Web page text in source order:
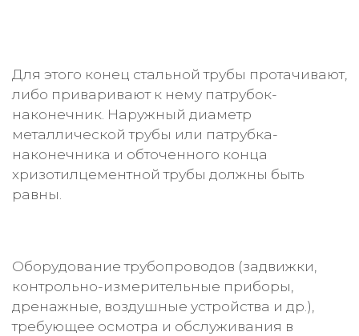
Для этого конец стальной трубы протачивают,
либо приваривают к нему патрубок-
наконечник. Наружный диаметр
металлической трубы или патрубка-
наконечника и обточенного конца
хризотилцементной трубы должны быть
равны.
Оборудование трубопроводов (задвижки,
контрольно-измерительные приборы,
дренажные, воздушные устройства и др.),
требующее осмотра и обслуживания в